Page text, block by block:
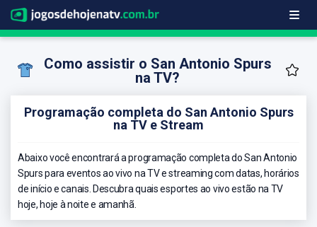
Como assistir o San Antonio Spurs
na TV?
Programação completa do San Antonio Spurs
na TV e Stream
Abaixo você encontrará a programação completa do San Antonio
Spurs para eventos ao vivo na TV e streaming com datas, horários
de início e canais. Descubra quais esportes ao vivo estão na TV
hoje, hoje à noite e amanhã.